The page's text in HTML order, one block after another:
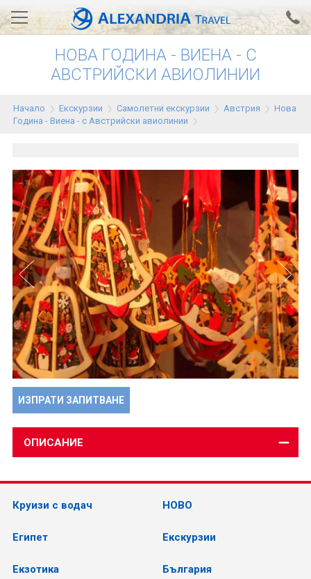
Вход за агенти Проверка на резервация
Тунис
Гърция
Египет
Екскурзии
0700 18 308 Запитване
НОВА ГОДИНА - ВИЕНА - С
АВСТРИЙСКИ АВИОЛИНИИ
Начало Екскурзии Самолетни екскурзии Австрия
Нова
Година - Виена - с Австрийски авиолинии
ИЗПРАТИ ЗАПИТВАНЕ
ОПИСАНИЕ
Круизи с водач НОВО
Египет Екскурзии
Екзотика България